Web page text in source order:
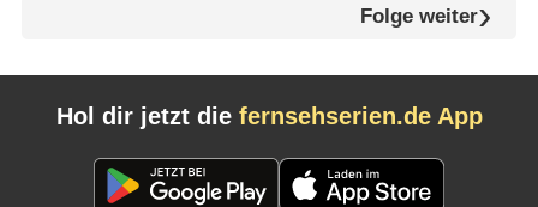
Folge weiter
Hol dir jetzt die fernsehserien.de App